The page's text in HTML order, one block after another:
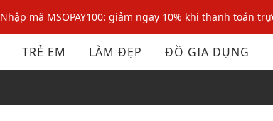
Nhập mã MSOPAY100: giảm ngay 10% khi thanh toán
TRẺ EM LÀM ĐẸP ĐỒ GIA DỤNG